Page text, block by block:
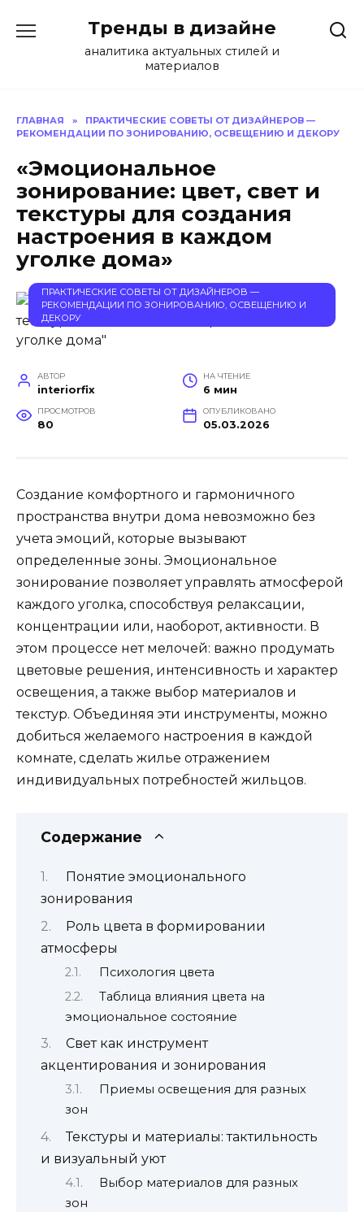
содержанию
Тренды в дизайне
аналитика актуальных стилей и
материалов
ГЛАВНАЯ »
ПРАКТИЧЕСКИЕ СОВЕТЫ ОТ ДИЗАЙНЕРОВ —
РЕКОМЕНДАЦИИ ПО ЗОНИРОВАНИЮ, ОСВЕЩЕНИЮ И ДЕКОРУ
«Эмоциональное
зонирование: цвет, свет и
текстуры для создания
настроения в каждом
уголке дома»
ПРАКТИЧЕСКИЕ СОВЕТЫ ОТ ДИЗАЙНЕРОВ —
РЕКОМЕНДАЦИИ ПО ЗОНИРОВАНИЮ, ОСВЕЩЕНИЮ И
ДЕКОРУ
АВТОР
interiorfix
НА ЧТЕНИЕ
6 мин
ПРОСМОТРОВ
80
ОПУБЛИКОВАНО
05.03.2026
Создание комфортного и гармоничного
пространства внутри дома невозможно без
учета эмоций, которые вызывают
определенные зоны. Эмоциональное
зонирование позволяет управлять атмосферой
каждого уголка, способствуя релаксации,
концентрации или, наоборот, активности. В
этом процессе нет мелочей: важно продумать
цветовые решения, интенсивность и характер
освещения, а также выбор материалов и
текстур. Объединяя эти инструменты, можно
добиться желаемого настроения в каждой
комнате, сделать жилье отражением
индивидуальных потребностей жильцов.
Содержание
Понятие эмоционального
зонирования
Роль цвета в формировании
атмосферы
Психология цвета
Таблица влияния цвета на
эмоциональное состояние
Свет как инструмент
акцентирования и зонирования
Приемы освещения для разных
зон
Текстуры и материалы: тактильность
и визуальный уют
Выбор материалов для разных
зон